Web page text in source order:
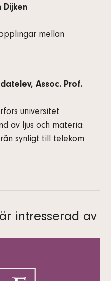
Dijken
mellan
Assoc. Prof.
universitet
av ljus och materia:
synligt till telekom
intresserad av